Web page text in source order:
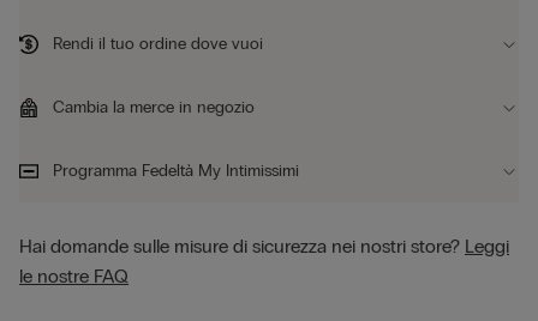
Rendi il tuo ordine dove vuoi
Cambia la merce in negozio
Programma Fedeltà My Intimissimi
Hai domande sulle misure di sicurezza nei nostri store? Leggi
le nostre FAQ